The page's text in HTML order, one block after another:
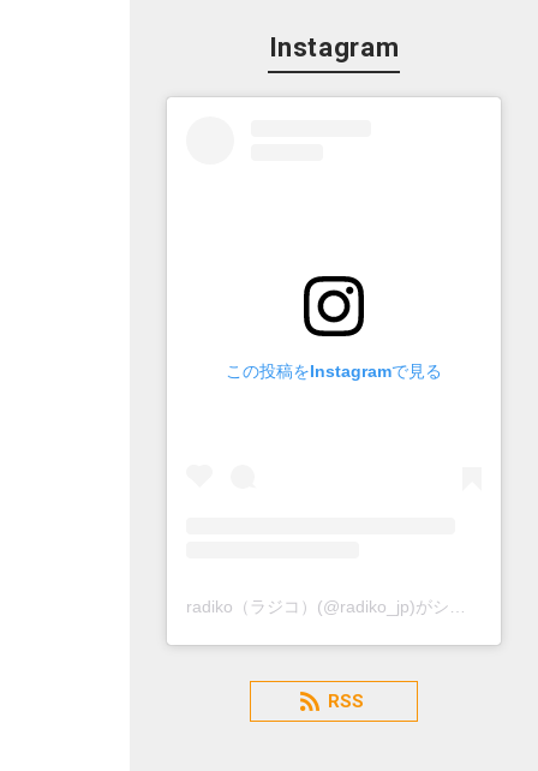
Instagram
この投稿をInstagramで見る
radiko（ラジコ）(@radiko_jp)がシェアした投稿
RSS